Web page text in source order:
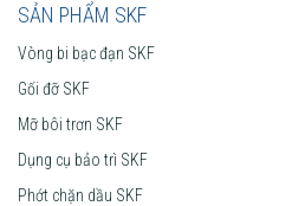
SẢN PHẨM SKF
Vòng bi bạc đạn SKF
Gối đỡ SKF
Mỡ bôi trơn SKF
Dụng cụ bảo trì SKF
Phớt chặn dầu SKF